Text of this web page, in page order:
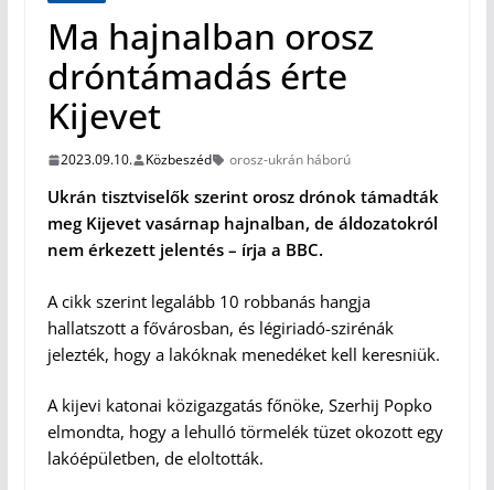
Ma hajnalban orosz
dróntámadás érte
Kijevet
2023.09.10. Közbeszéd orosz-ukrán háború
Ukrán tisztviselők szerint orosz drónok támadták
meg Kijevet vasárnap hajnalban, de áldozatokról
nem érkezett jelentés – írja a BBC.
A cikk szerint legalább 10 robbanás hangja
hallatszott a fővárosban, és légiriadó-szirénák
jelezték, hogy a lakóknak menedéket kell keresniük.
A kijevi katonai közigazgatás főnöke, Szerhij Popko
elmondta, hogy a lehulló törmelék tüzet okozott egy
lakóépületben, de eloltották.